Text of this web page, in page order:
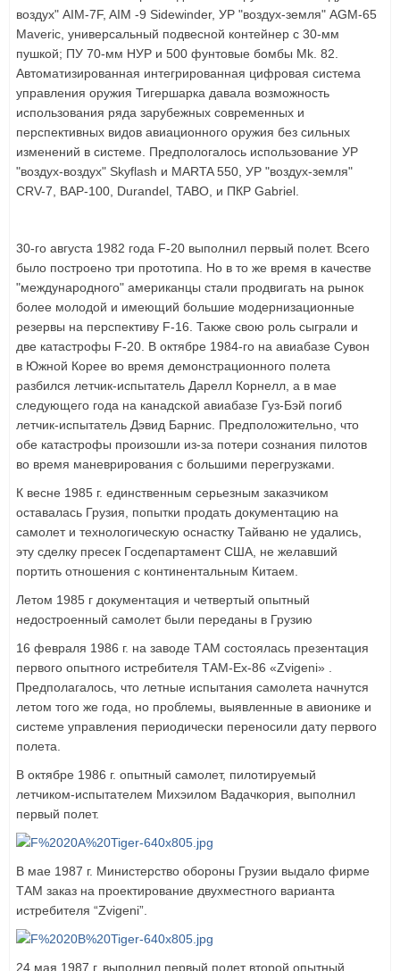
воздух" AIM-7F, AIM -9 Sidewinder, УР "воздух-земля" AGM-65
Maveric, универсальный подвесной контейнер с 30-мм
пушкой; ПУ 70-мм НУР и 500 фунтовые бомбы Mk. 82.
Автоматизированная интегрированная цифровая система
управления оружия Тигершарка давала возможность
использования ряда зарубежных современных и
перспективных видов авиационного оружия без сильных
изменений в системе. Предпологалось использование УР
"воздух-воздух" Skyflash и MARTA 550, УР "воздух-земля"
CRV-7, BAP-100, Durandel, TABO, и ПКР Gabriel.
30-го августа 1982 года F-20 выполнил первый полет. Всего
было построено три прототипа. Но в то же время в качестве
"международного" американцы стали продвигать на рынок
более молодой и имеющий большие модернизационные
резервы на перспективу F-16. Также свою роль сыграли и
две катастрофы F-20. В октябре 1984-го на авиабазе Сувон
в Южной Корее во время демонстрационного полета
разбился летчик-испытатель Дарелл Корнелл, а в мае
следующего года на канадской авиабазе Гуз-Бэй погиб
летчик-испытатель Дэвид Барнис. Предположительно, что
обе катастрофы произошли из-за потери сознания пилотов
во время маневрирования с большими перегрузками.
К весне 1985 г. единственным серьезным заказчиком
оставалась Грузия, попытки продать документацию на
самолет и технологическую оснастку Тайваню не удались,
эту сделку пресек Госдепартамент США, не желавший
портить отношения с континентальным Китаем.
Летом 1985 г документация и четвертый опытный
недостроенный самолет были переданы в Грузию
16 февраля 1986 г. на заводе ТАМ состоялась презентация
первого опытного истребителя ТАМ-Ех-86 «Zvigeni» .
Предполагалось, что летные испытания самолета начнутся
летом того же года, но проблемы, выявленные в авионике и
системе управления периодически переносили дату первого
полета.
В октябре 1986 г. опытный самолет, пилотируемый
летчиком-испытателем Михэилом Вадачкория, выполнил
первый полет.
В мае 1987 г. Министерство обороны Грузии выдало фирме
ТАМ заказ на проектирование двухместного варианта
истребителя “Zvigeni”.
24 мая 1987 г. выполнил первый полет второй опытный